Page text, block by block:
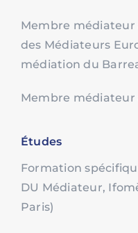
Membre médiateur
des Médiateurs
médiation du
Membre médiateur
Études
Formation
DU Médiateur,
Paris)